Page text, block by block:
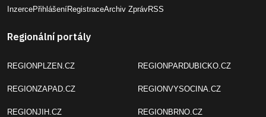
InzercePřihlášeníRegistraceArchiv ZprávRSS
Regionální portály
REGIONPLZEN.CZ
REGIONZAPAD.CZ
REGIONJIH.CZ
REGIONPARDUBICKO.CZ
REGIONVYSOCINA.CZ
REGIONBRNO.CZ